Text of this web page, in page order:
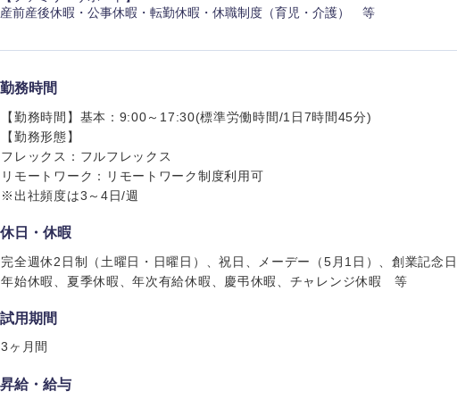
産前産後休暇・公事休暇・転勤休暇・休職制度（育児・介護） 等
勤務時間
【勤務時間】基本：9:00～17:30(標準労働時間/1日7時間45分)
【勤務形態】
フレックス：フルフレックス
リモートワーク：リモートワーク制度利用可
※出社頻度は3～4日/週
休日・休暇
完全週休2日制（土曜日・日曜日）、祝日、メーデー（5月1日）、創業記念
年始休暇、夏季休暇、年次有給休暇、慶弔休暇、チャレンジ休暇 等
試用期間
3ヶ月間
昇給・給与